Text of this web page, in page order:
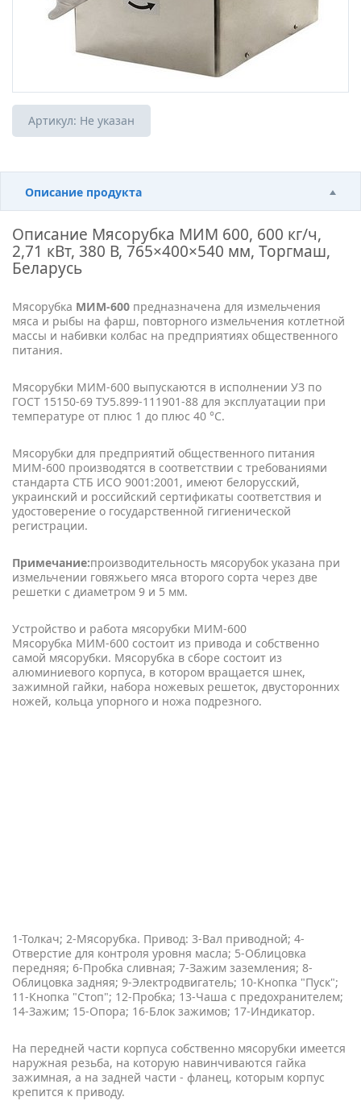
Артикул: Не указан
Описание продукта
Описание Мясорубка МИМ 600, 600 кг/ч,
2,71 кВт, 380 В, 765×400×540 мм, Торгмаш,
Беларусь
Мясорубка МИМ-600 предназначена для измельчения
мяса и рыбы на фарш, повторного измельчения котлетной
массы и набивки колбас на предприятиях общественного
питания.
Мясорубки МИМ-600 выпускаются в исполнении УЗ по
ГОСТ 15150-69 ТУ5.899-111901-88 для эксплуатации при
температуре от плюс 1 до плюс 40 °С.
Мясорубки для предприятий общественного питания
МИМ-600 производятся в соответствии с требованиями
стандарта СТБ ИСО 9001:2001, имеют белорусский,
украинский и российский сертификаты соответствия и
удостоверение о государственной гигиенической
регистрации.
Примечание:производительность мясорубок указана при
измельчении говяжьего мяса второго сорта через две
решетки с диаметром 9 и 5 мм.
Устройство и работа мясорубки МИМ-600
Мясорубка МИМ-600 состоит из привода и собственно
самой мясорубки. Мясорубка в сборе состоит из
алюминиевого корпуса, в котором вращается шнек,
зажимной гайки, набора ножевых решеток, двусторонних
ножей, кольца упорного и ножа подрезного.
1-Толкач; 2-Мясорубка. Привод: 3-Вал приводной; 4-
Отверстие для контроля уровня масла; 5-Облицовка
передняя; 6-Пробка сливная; 7-Зажим заземления; 8-
Облицовка задняя; 9-Электродвигатель; 10-Кнопка "Пуск";
11-Кнопка "Стоп"; 12-Пробка; 13-Чаша с предохранителем;
14-Зажим; 15-Опора; 16-Блок зажимов; 17-Индикатор.
На передней части корпуса собственно мясорубки имеется
наружная резьба, на которую навинчиваются гайка
зажимная, а на задней части - фланец, которым корпус
крепится к приводу.